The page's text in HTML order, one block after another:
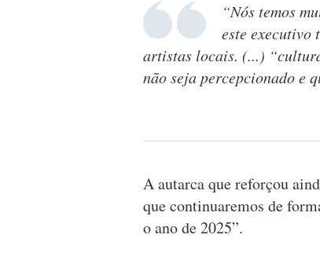
“Nós temos
este executivo
artistas locais. (...)
não seja percepcionado e
A autarca que reforçou
que continuaremos de
o ano de 2025”.